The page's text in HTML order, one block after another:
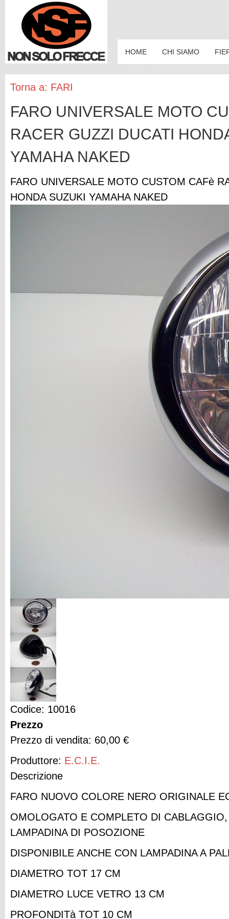
HOME CHI SIAMO
Torna a: FARI
FARO UNIVERSALE MOTO
RACER GUZZI DUCATI
YAMAHA NAKED
FARO UNIVERSALE MOTO CUSTOM CAFè
HONDA SUZUKI YAMAHA NAKED
Codice: 10016
Prezzo
Prezzo di vendita: 60,00 €
Produttore: E.C.I.E.
Descrizione
FARO NUOVO COLORE NERO ORIGINALE
OMOLOGATO E COMPLETO DI
LAMPADINA DI POSOZIONE
DISPONIBILE ANCHE CON LAMPADINA A
DIAMETRO TOT 17 CM
DIAMETRO LUCE VETRO 13 CM
PROFONDITà TOT 10 CM